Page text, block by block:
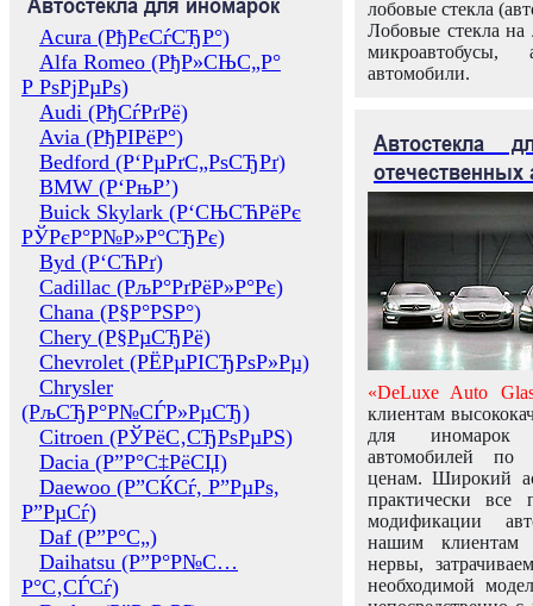
Acura (РђРєСѓСЂР°)
Alfa Romeo (РђР»СЊС„Р°
Р РѕРјРµРѕ)
Audi (РђСѓРґРё)
Avia (РђРІРёР°)
Bedford (Р‘РµРґС„РѕСЂРґ)
BMW (Р‘РњР’)
Buick Skylark (Р‘СЊСЋРёРє
РЎРєР°Р№Р»Р°СЂРє)
Byd (Р‘СЋРґ)
Cadillac (РљР°РґРёР»Р°Рє)
Chana (Р§Р°РЅР°)
Chery (Р§РµСЂРё)
Chevrolet (РЁРµРІСЂРѕР»Рµ)
Chrysler
(РљСЂР°Р№СЃР»РµСЂ)
Citroen (РЎРёС‚СЂРѕРµРЅ)
Dacia (Р”Р°С‡РёСЏ)
Daewoo (Р”СЌСѓ, Р”РµРѕ,
Р”РµСѓ)
Daf (Р”Р°С„)
Daihatsu (Р”Р°Р№С…
Р°С‚СЃСѓ)
лобовые стекла
Лобовые стекла на
микроавтобусы,
автомобили.
Автостекла
отечественных
«DeLuxe Auto
клиентам
для иномарок
автомобилей
ценам. Широкий
практически все
модификации
нашим клиентам
нервы,
необходимой